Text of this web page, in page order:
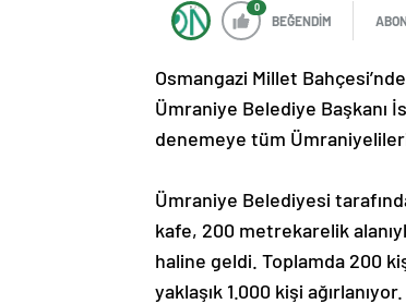
0
BEĞENDİM
Osmangazi Millet
Ümraniye Belediye Başkanı
denemeye tüm
Ümraniye Belediyesi
kafe, 200 metrekarelik
haline geldi. Toplamda 200
yaklaşık 1.000 kişi